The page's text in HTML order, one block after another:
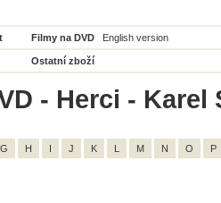
Filmy na DVD English version
Ostatní zboží
- Herci - Karel
G H I J K L M N O P